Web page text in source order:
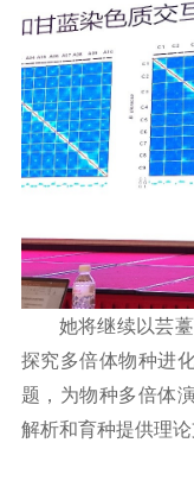
她将继续以芸
探究多倍体物种进
题，为物种多倍体
解析和育种提供理论